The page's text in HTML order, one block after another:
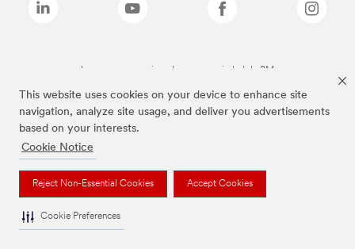
This website uses cookies on your device to enhance site
navigation, analyze site usage, and deliver you advertisements
based on your interests.
Cookie Notice
Reject Non-Essential Cookies Accept Cookies
Cookie Preferences
Las marcas mencionadas son propiedad de 3M